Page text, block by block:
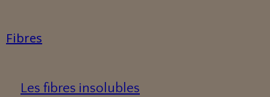
Fibres
Les fibres insolubles